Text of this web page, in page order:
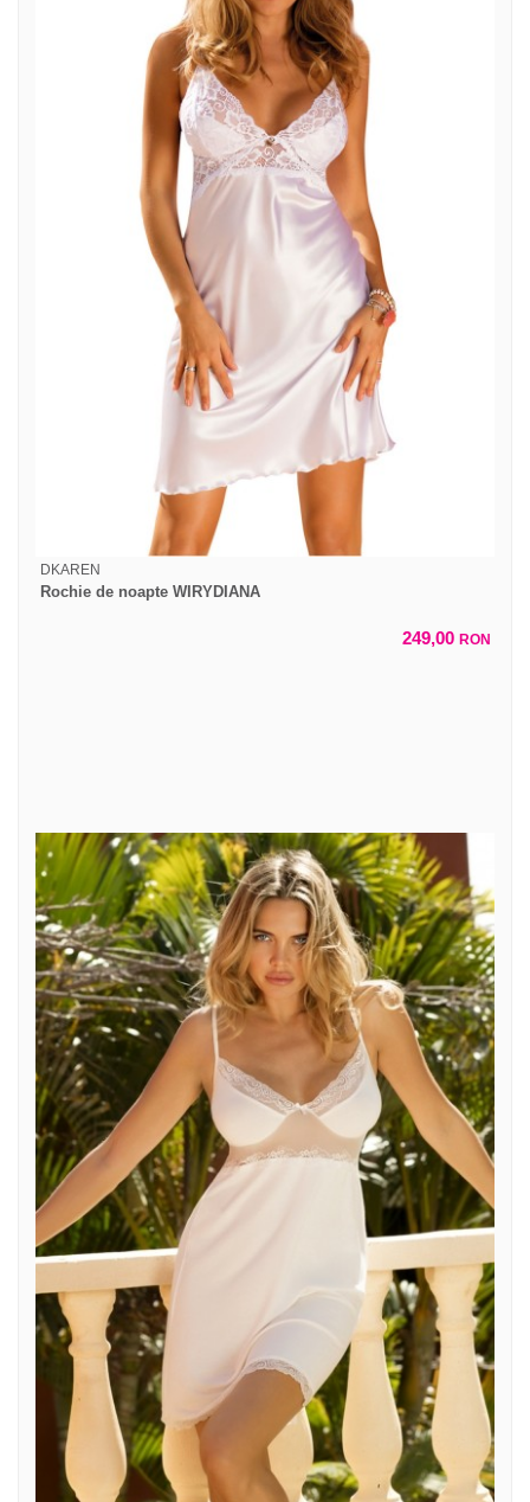
DKAREN
Rochie de noapte WIRYDIANA
249,00 RON